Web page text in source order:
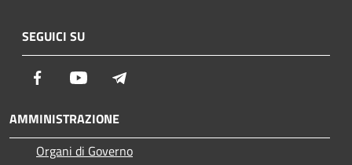
SEGUICI SU
Facebook Youtube
AMMINISTRAZIONE
Organi di Governo